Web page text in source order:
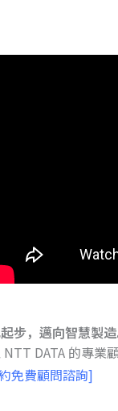
步，邁向智慧製造
DATA 的專業
免費顧問諮詢]